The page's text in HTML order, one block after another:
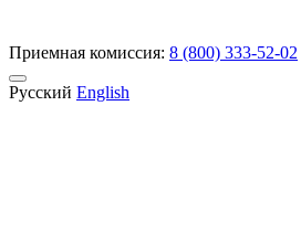
Приемная комиссия: 8 (800) 333-52-02
Русский English